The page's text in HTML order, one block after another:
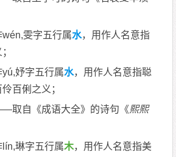
wén,雯字五行属水，用作人名意指
yú,妤字五行属水，用作人名意指聪
百俐之义；
取自《成语大全》的诗句《熙熙
lín,琳字五行属木，用作人名意指美